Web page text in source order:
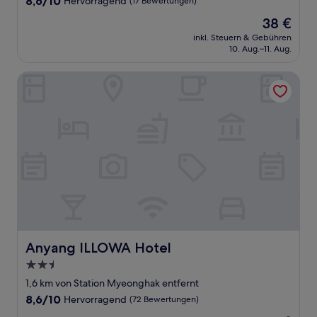
Der
Preis
beträgt
38 €
inkl. Steuern & Gebühren
10. Aug.–11. Aug.
Anyang ILLOWA Hotel
Anyang ILLOWA Hotel
2.5-
Sterne-
Unterkunft
1,6 km von Station Myeonghak entfernt
8.6
8,6/10 Hervorragend (72 Bewertungen)